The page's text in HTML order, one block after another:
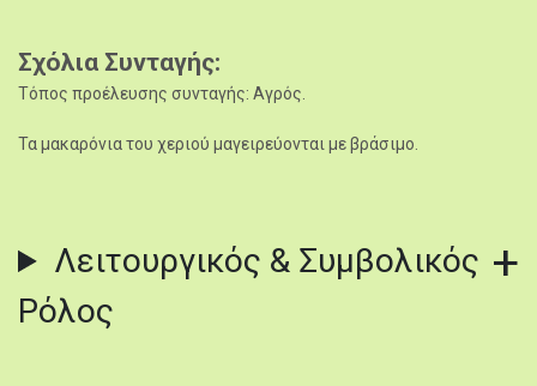
Σχόλια Συνταγής
Τόπος προέλευσης συνταγής: Αγρός.
Τα μακαρόνια του χεριού μαγειρεύονται με βράσιμο.
Λειτουργικός & Συμβολικός
Ρόλος